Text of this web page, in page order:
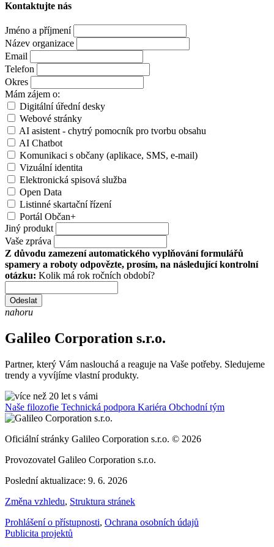
Kontaktujte nás
Jméno a příjmení
Název organizace
Email
Telefon
Okres
Mám zájem o:
Digitální úřední desky
Webové stránky
AI asistent - chytrý pomocník pro tvorbu obsahu
AI Chatbot
Komunikaci s občany (aplikace, SMS, e-mail)
Vizuální identita
Elektronická spisová služba
Open Data
Listinné skartační řízení
Portál Občan+
Jiný produkt
Vaše zpráva
Z důvodu zamezení automatického vyplňování formulářů
spamery a roboty odpovězte, prosím, na následující kontrolní
otázku: Kolik má rok ročních období?
Odeslat
nahoru
Galileo Corporation s.r.o.
Partner, který Vám naslouchá a reaguje na Vaše potřeby. Sledujeme
trendy a vyvíjíme vlastní produkty.
Naše filozofie Technická podpora Kariéra Obchodní tým
Oficiální stránky Galileo Corporation s.r.o. © 2026
Provozovatel Galileo Corporation s.r.o.
Poslední aktualizace: 9. 6. 2026
Změna vzhledu, Struktura stránek
Prohlášení o přístupnosti, Ochrana osobních údajů
Publicita projektů